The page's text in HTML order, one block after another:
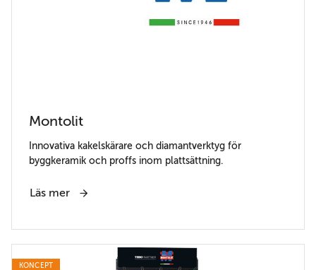
Montolit
Innovativa kakelskärare och diamantverktyg för
byggkeramik och proffs inom plattsättning.
Läs mer
KONCEPT